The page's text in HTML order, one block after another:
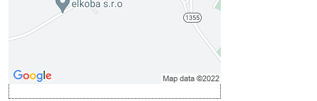
Povoliť a zapamätať - súhlas s